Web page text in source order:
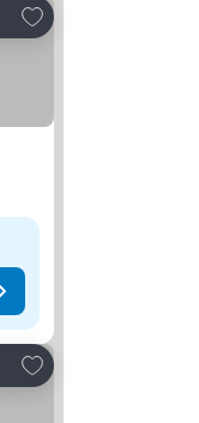
Lisää suosikkeihin
Lisää suosikkeihin